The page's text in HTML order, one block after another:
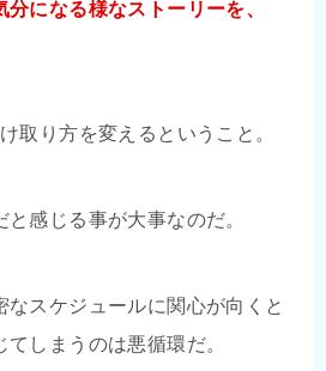
になる様なストーリーを、
取り方を変えるということ。
感じる事が大事なのだ。
なスケジュールに関心が向くと
しまうのは悪循環だ。